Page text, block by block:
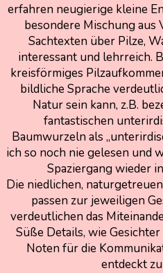
erfahren neugierige kleine
besondere Mischung aus
Sachtexten über Pilze,
interessant und lehrreich.
kreisförmiges
bildliche Sprache
Natur sein kann, z.B.
fantastischen
Baumwurzeln als
ich so noch nie gelesen und
Spaziergang wieder
Die niedlichen,
passen zur jeweiligen
verdeutlichen das
Süße Details, wie
Noten für die
entdeckt